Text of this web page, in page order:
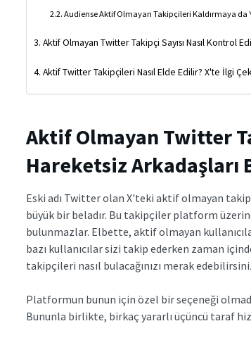
Audiense Aktif Olmayan Takipçileri Kaldırmaya da
Aktif Olmayan Twitter Takipçi Sayısı Nasıl Kontrol
Aktif Twitter Takipçileri Nasıl Elde Edilir? X'te İlgi
Aktif Olmayan Twitter
Hareketsiz Arkadaşları
Eski adı Twitter olan X'teki aktif olmayan
büyük bir beladır. Bu takipçiler platform
bulunmazlar. Elbette, aktif olmayan
bazı kullanıcılar sizi takip ederken zaman
takipçileri nasıl bulacağınızı merak
Platformun bunun için özel bir seçeneği
Bununla birlikte, birkaç yararlı üçüncü taraf